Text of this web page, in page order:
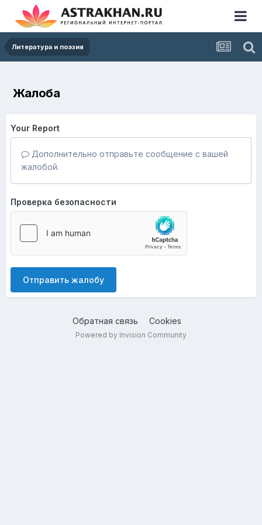
Литература и поэзия
Жалоба
Your Report
Дополнительно отправьте сообщение с вашей
жалобой.
Проверка безопасности
Отправить жалобу
Обратная связь Cookies
Powered by Invision Community